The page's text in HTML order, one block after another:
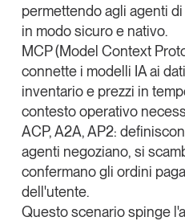
permettendo agli agenti
in modo sicuro e nativo.
MCP (Model Context
connette i modelli IA ai
inventario e prezzi in
contesto operativo
ACP, A2A, AP2:
agenti negoziano, si
confermano gli ordini
dell'utente.
Questo scenario spinge